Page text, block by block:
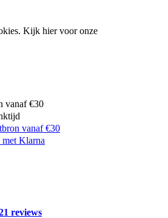
Kijk hier voor onze
vanaf €30
vanaf €30
met Klarna
reviews